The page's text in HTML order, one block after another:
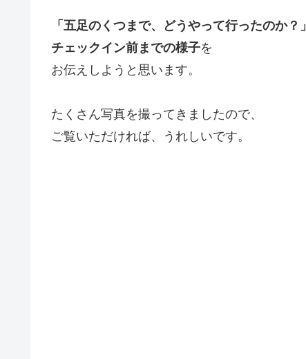
「五足のくつまで、どうやって行ったのか？」
チェックイン前までの様子を
お伝えしようと思います。
たくさん写真を撮ってきましたので、
ご覧いただければ、うれしいです。